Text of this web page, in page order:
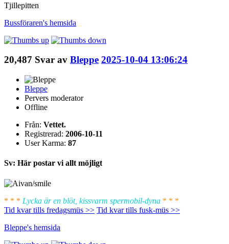
Tjillepitten
Bussföraren's hemsida
20,487 Svar av Bleppe 2025-10-04 13:06:24
Bleppe
Pervers moderator
Offline
Från: Vettet.
Registrerad: 2006-10-11
User Karma: 87
Sv: Här postar vi allt möjligt
* * * Lycka är en blöt, kissvarm spermobil-dyna * * *
Tid kvar tills fredagsmüs >> Tid kvar tills fusk-müs >>
Bleppe's hemsida